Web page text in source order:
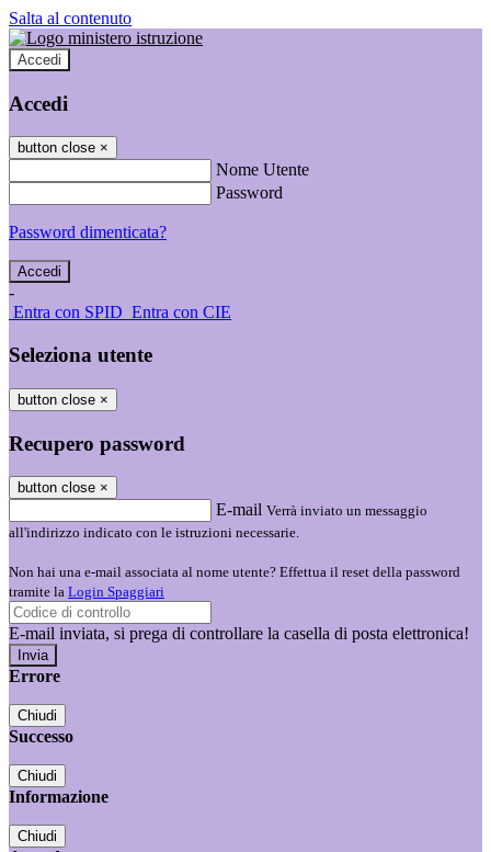
Salta al contenuto
Accedi
Accedi
button close ×
Nome Utente
Password
Password dimenticata?
-
Entra con SPID Entra con CIE
Seleziona utente
button close ×
Recupero password
button close ×
E-mail Verrà inviato un messaggio
all'indirizzo indicato con le istruzioni necessarie.
Non hai una e-mail associata al nome utente? Effettua il reset della password
tramite la Login Spaggiari
E-mail inviata, si prega di controllare la casella di posta elettronica!
Errore
Chiudi
Successo
Chiudi
Informazione
Chiudi